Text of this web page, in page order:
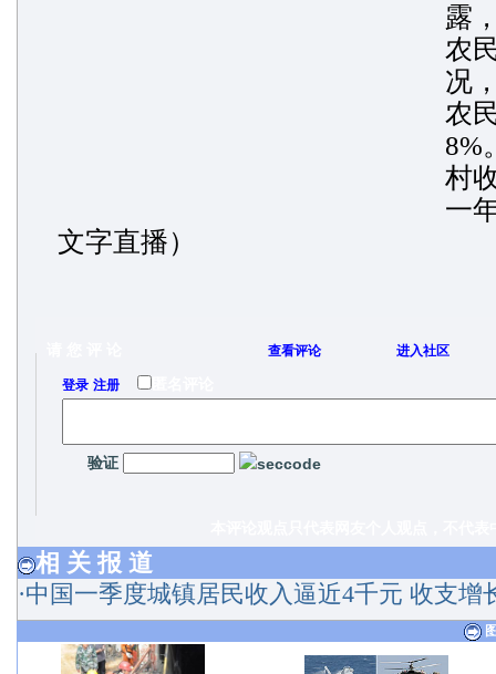
露
农
况
农
8%
村
一
文字直播）
查看评论 进入社区
登录/ 注册 匿名评论
验证
相 关 报 道
·中国一季度城镇居民收入逼近4千元 收支增